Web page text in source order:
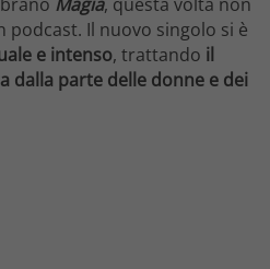
podcast. Il nuovo singolo si è
e intenso, trattando il
dalla parte delle donne e dei